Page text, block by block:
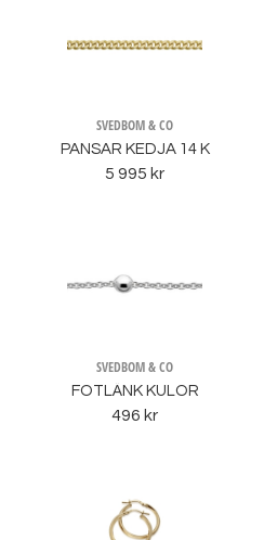
SVEDBOM & CO
PANSAR KEDJA 14 K
5 995 kr
SVEDBOM & CO
FOTLÄNK KULOR
496 kr